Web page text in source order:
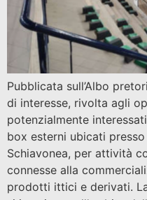
Pubblicata sull’Albo
di interesse, rivolta agli
potenzialmente
box esterni ubicati
Schiavonea, per attività
connesse alla
prodotti ittici e derivati.